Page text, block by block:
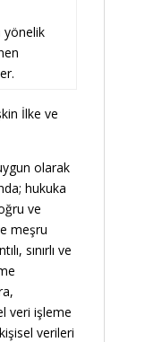
yönelik
İlke ve
olarak
hukuka
ve
meşru
sınırlı ve
veri işleme
verileri